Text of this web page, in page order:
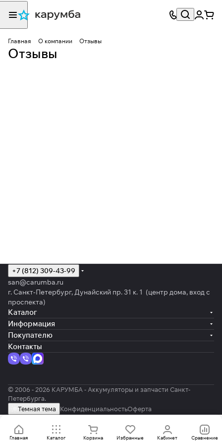
Главная О компании Отзывы
Отзывы
Главная Каталог Корзина Избранные Кабинет Сравнение
+7 (812) 309-43-99
san@carumba.ru
г. Санкт-Петербург, Дунайский пр. 31 к. 1 (центр дома, вход с
проспекта)
Каталог
Информация
Покупателю
Контакты
© 2006 - 2026 КАРУМБА - Аккумуляторы и запчасти Санкт-
Петербурга.
Темная тема
КонфиденциальностьОферта